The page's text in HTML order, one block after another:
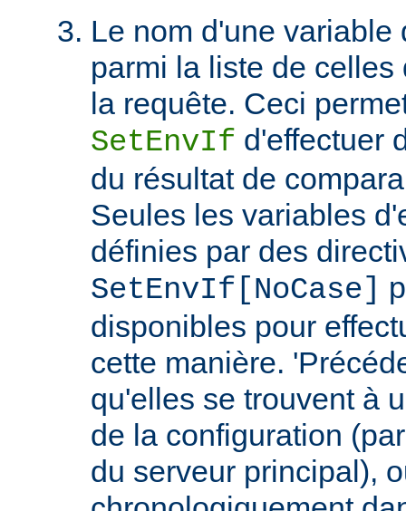
Le nom d'une variable
parmi la liste de
la requête. Ceci
SetEnvIf d'effectuer
du résultat de
Seules les variables
définies par des
SetEnvIf[NoCase]
disponibles pour
cette manière.
qu'elles se trouvent à
de la configuration
du serveur principal),